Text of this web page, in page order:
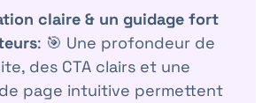
claire & un guidage fort
: 🎯 Une profondeur de
des CTA clairs et une
page intuitive permettent